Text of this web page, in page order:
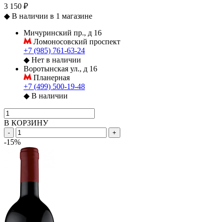
3 150 ₽
◆ В наличии в 1 магазине
Мичуринский пр., д 16
Ломоносовский проспект
+7 (985) 761-63-24
◆ Нет в наличии
Воротынская ул., д 16
Планерная
+7 (499) 500-19-48
◆ В наличии
В КОРЗИНУ
- +
-15%